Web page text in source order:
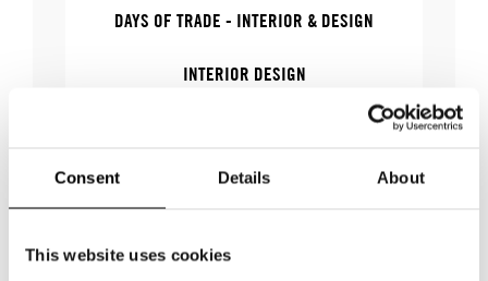
Consent Details About
This website uses cookies
DAYS OF TRADE - INTERIOR & DESIGN
INTERIOR DESIGN